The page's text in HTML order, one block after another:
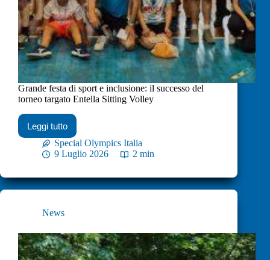
Grande festa di sport e inclusione: il successo del
torneo targato Entella Sitting Volley
Leggi tutto
Special Olympics Italia
9 Luglio 2026
2 min
News